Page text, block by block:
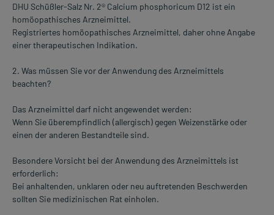
DHU Schüßler-Salz Nr. 2® Calcium phosphoricum D12 ist ein
homöopathisches Arzneimittel.
Registriertes homöopathisches Arzneimittel, daher ohne Angabe
einer therapeutischen Indikation.
2. Was müssen Sie vor der Anwendung des Arzneimittels
beachten?
Das Arzneimittel darf nicht angewendet werden:
Wenn Sie überempfindlich (allergisch) gegen Weizenstärke oder
einen der anderen Bestandteile sind.
Besondere Vorsicht bei der Anwendung des Arzneimittels ist
erforderlich:
Bei anhaltenden, unklaren oder neu auftretenden Beschwerden
sollten Sie medizinischen Rat einholen.